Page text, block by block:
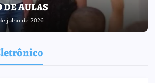
238
25 de julho de 2026